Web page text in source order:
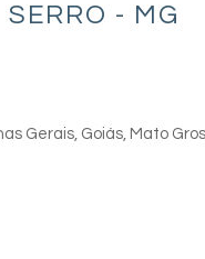
- MG
Gerais, Goiás, Mato